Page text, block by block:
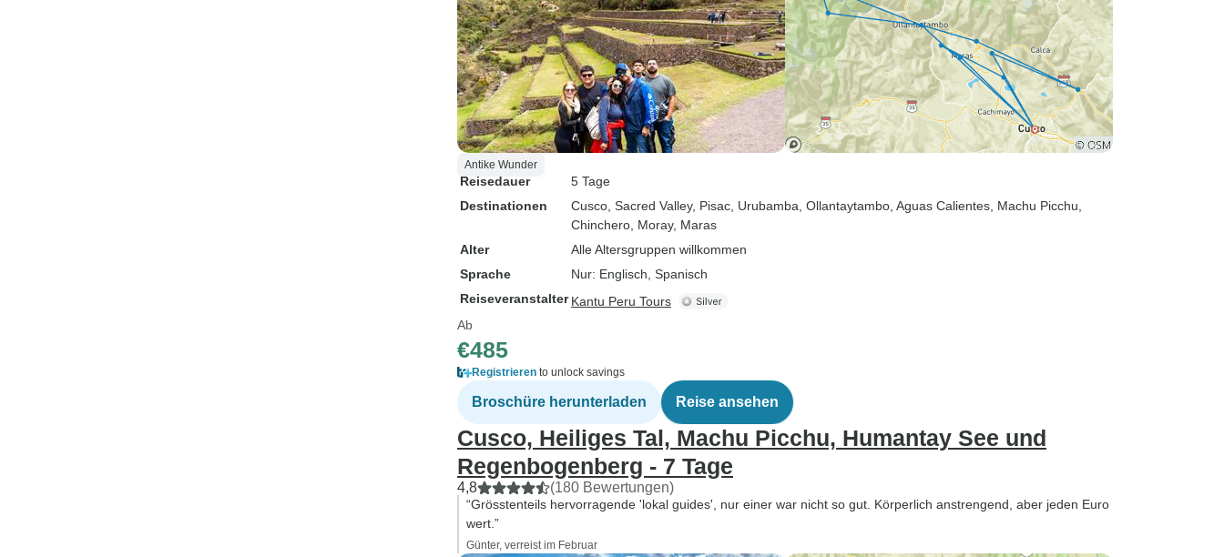
Antike Wunder
Reisedauer
5 Tage
Destinationen
Cusco , Sacred Valley, Pisac , Urubamba , Ollantaytambo , Aguas Calientes , Machu Picchu
Chinchero , Moray, Maras
Alter
Alle Altersgruppen willkommen
Sprache
Nur: Englisch, Spanisch
Reiseveranstalter Kantu Peru Tours
Ab
€485
Registrieren to unlock savings
Broschüre herunterladen Reise ansehen
Cusco, Heiliges Tal, Machu Picchu, Humantay See und
Regenbogenberg - 7 Tage
4,8 (180 Bewertungen)
“Grösstenteils hervorragende 'lokal guides', nur einer war nicht so gut. Körperlich anstrengend, aber jeden Euro
wert.”
Günter, verreist im Februar